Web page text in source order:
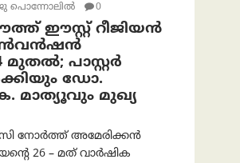
പൊന്നോലിൽ 0
ഈസ്റ്റ് റീജിയൻ
മുതൽ; പാസ്റ്റർ
ഡോ.
മാത്യൂവും മുഖ്യ
നോർത്ത് അമേരിക്കൻ
26 – മത് വാർഷിക